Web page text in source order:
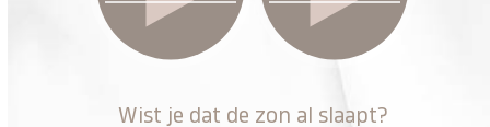
Wist je dat de zon al slaapt?